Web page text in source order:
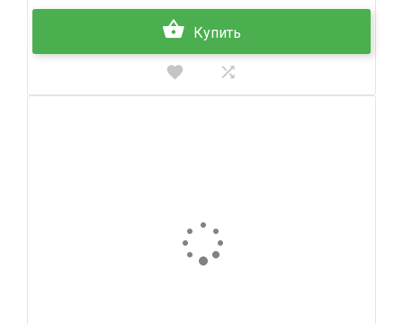
Купить